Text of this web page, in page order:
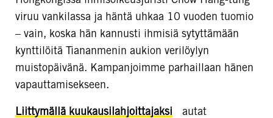
viruu vankilassa ja häntä uhkaa 10 vuoden tuomio
– vain, koska hän kannusti ihmisiä sytyttämään
kynttilöitä Tiananmenin aukion verilöylyn
muistopäivänä. Kampanjoimme parhaillaan hänen
vapauttamisekseen.
Liittymällä kuukausilahjoittajaksi
autat